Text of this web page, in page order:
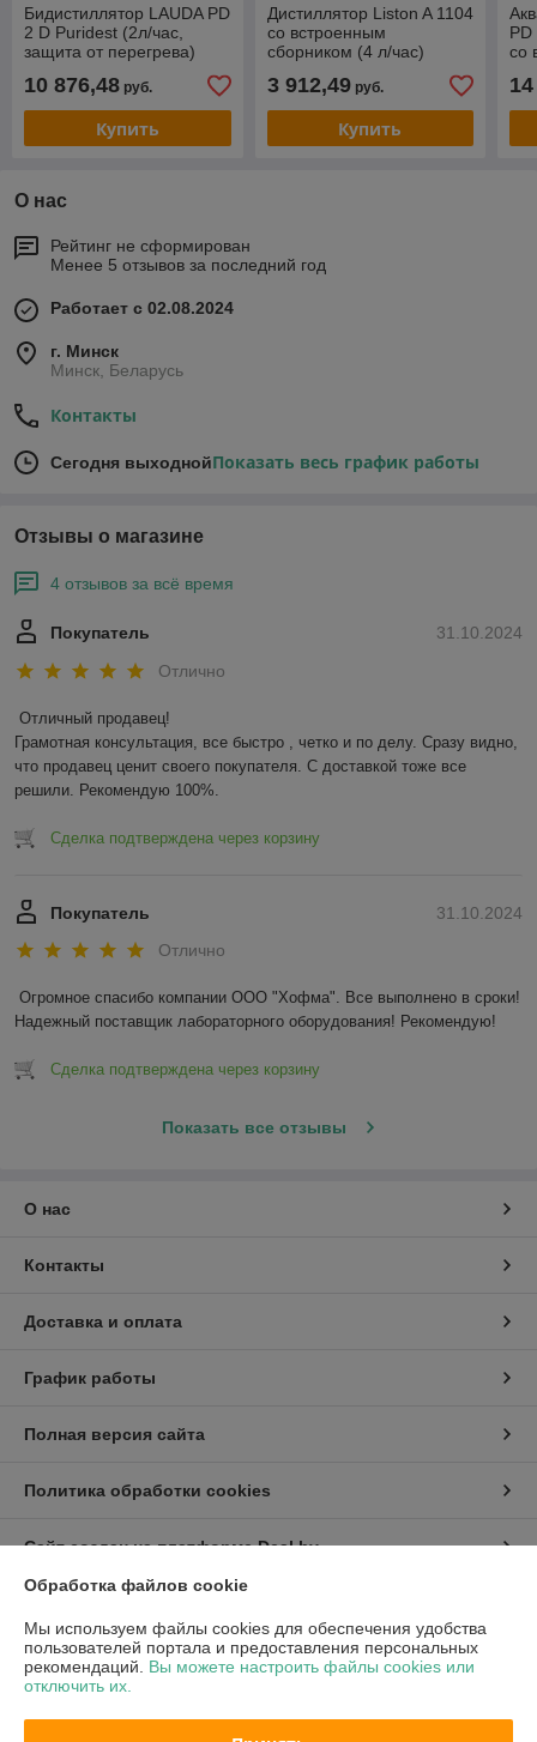
Бидистиллятор LAUDA PD
2 D Puridest (2л/час,
защита от перегрева)
10 876,48 руб.
Купить
Дистиллятор Liston A 1104
со встроенным
сборником (4 л/час)
3 912,49руб.
Купить
со
О нас
Рейтинг не сформирован
Менее 5 отзывов за последний год
Работает с 02.08.2024
г. Минск
Минск, Беларусь
Контакты
Сегодня выходнойПоказать весь график работы
Отзывы о магазине
4 отзывов за всё время
31.10.2024
Покупатель
Отлично
Отличный продавец!
Грамотная консультация, все быстро , четко и по делу. Сразу видно,
что продавец ценит своего покупателя. С доставкой тоже все
решили. Рекомендую 100%.
Сделка подтверждена через корзину
31.10.2024
Покупатель
Отлично
Огромное спасибо компании ООО "Хофма". Все выполнено в сроки!
Надежный поставщик лабораторного оборудования! Рекомендую!
Сделка подтверждена через корзину
Показать все отзывы
О нас
Контакты
Доставка и оплата
График работы
Полная версия сайта
Политика обработки cookies
Сайт создан на платформе Deal.by
Обработка файлов cookie
Мы используем файлы cookies для обеспечения удобства
пользователей портала и предоставления персональных
рекомендаций. Вы можете настроить файлы cookies или
отключить их.